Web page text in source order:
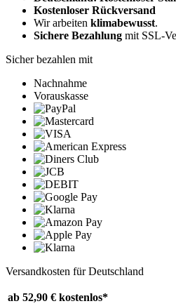
Kostenloser Rückversand
Wir arbeiten klimabewusst.
Sichere Bezahlung mit SSL-
Sicher bezahlen mit
Nachnahme
Vorauskasse
Versandkosten für Deutschland
ab 52,90 € kostenlos*